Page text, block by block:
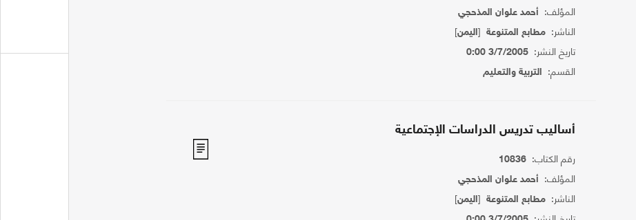
المؤلف: أحمد علوان المذحجي
الناشر: مطابع المتنوعة[اليمن]
تاريخ النشر: 3/7/2005 0:00
القسم: التربية والتعليم
أساليب تدريس الدراسات الإجتماعية
رقم الكتاب: 10836
المؤلف: أحمد علوان المذحجي
الناشر: مطابع المتنوعة[اليمن]